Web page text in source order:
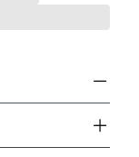
für 1-